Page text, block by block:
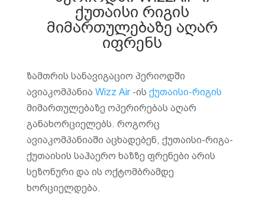
ქუთაისი რიგის
მიმართულებაზე აღარ
იფრენს
ზამთრის სანავიგაციო პერიოდში
ავიაკომპანია Wizz Air-ის ქუთაისი-რიგის
მიმართულებაზე ოპერირებას აღარ
განახორციელებს. როგორც
ავიაკომპანიაში აცხადებენ, ქუთაისი-რიგა-
ქუთაისის საჰაერო ხაზზე ფრენები არის
სეზონური და ის ოქტომბრამდე
ხორციელდება.